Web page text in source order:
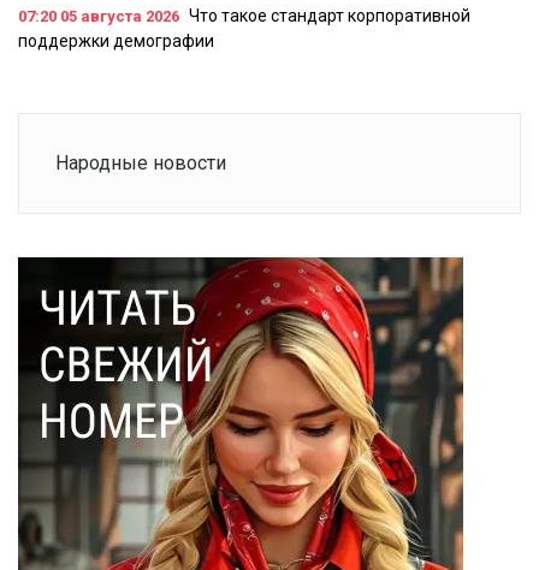
07:20 05 августа 2026 Что такое стандарт корпоративной
поддержки демографии
Народные новости